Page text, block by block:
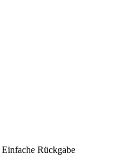
Einfache Rückgabe